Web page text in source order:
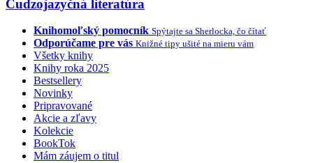
Cudzojazyčná literatúra
Knihomoľský pomocník Spýtajte sa Sherlocka, čo čítať
Odporúčame pre vás Knižné tipy ušité na mieru vám
Všetky knihy
Knihy roka 2025
Bestsellery
Novinky
Pripravované
Akcie a zľavy
Kolekcie
BookTok
Mám záujem o titul